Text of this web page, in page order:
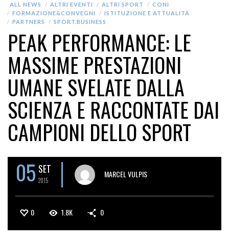
ALL NEWS ALTRI EVENTI ALTRI SPORT
CONI
FORMAZIONE&CONVEGNI
ISTITUZIONE E ATTUALITÀ
PARTNERS
SPORT.BUSINESS
PEAK PERFORMANCE: LE
MASSIME PRESTAZIONI
UMANE SVELATE DALLA
SCIENZA E RACCONTATE DAI
CAMPIONI DELLO SPORT
05 SET
2015
MARCEL VULPIS
0 1.8K 0